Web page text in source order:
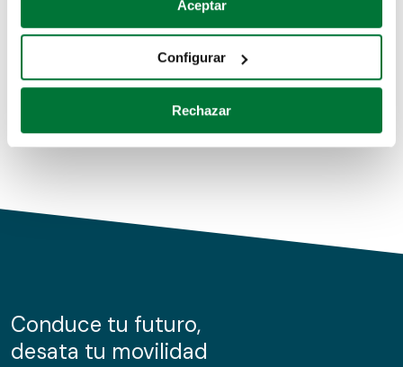
Recopilar información sobre su ubicación geográfica
Identificar su dispositivo analizándolo activamente
para buscar características específicas (huellas
Obtenga más información sobre cómo se procesan sus
de cookies.
información sobre el uso que haga del sitio web con
nuestros partners de redes sociales, publicidad y análisis
Aceptar
Configurar
Rechazar
Coches de km0
Conduce tu futuro,
desata tu movilidad